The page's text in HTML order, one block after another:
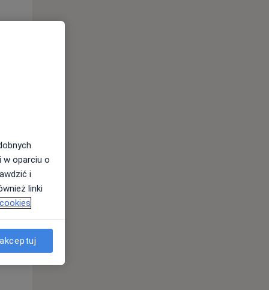
Pon,
10 Sie
w oparciu o
i
linki